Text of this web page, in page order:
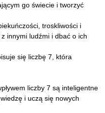
go świecie i tworzyć
troskliwości i
innymi ludźmi i dbać o ich
się liczbę 7, która
liczby 7 są inteligentne
i uczą się nowych